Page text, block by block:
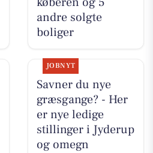
andre solgte
boliger
JOBNYT
Savner du nye
græsgange? - Her
er nye ledige
stillinger i Jyderup
og omegn